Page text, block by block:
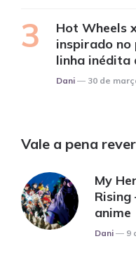
Hot Wheels
inspirado no
linha inédita
Posted
Dani 30 de
Vale a pena rever
My
anime
Posted
Dani 9